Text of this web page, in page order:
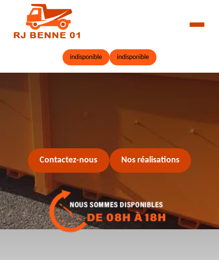
indisponible indisponible
Contactez-nous Nos réalisations